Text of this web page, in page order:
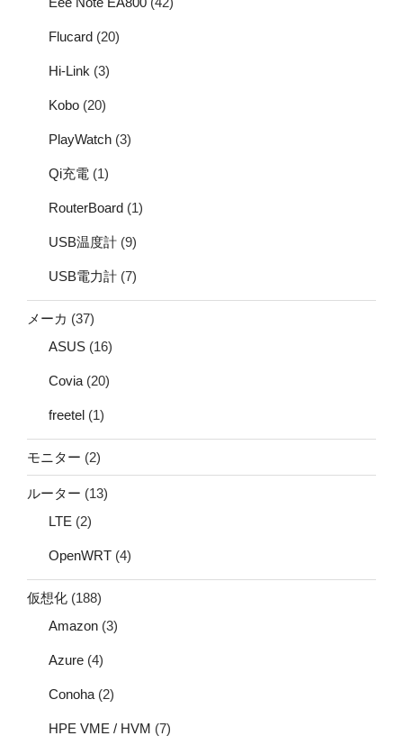
Flucard (20)
Hi-Link (3)
Kobo (20)
PlayWatch (3)
Qi充電 (1)
RouterBoard (1)
USB温度計 (9)
USB電力計 (7)
メーカ (37)
ASUS (16)
Covia (20)
freetel (1)
モニター (2)
ルーター (13)
LTE (2)
OpenWRT (4)
仮想化 (188)
Amazon (3)
Azure (4)
Conoha (2)
HPE VME / HVM (7)